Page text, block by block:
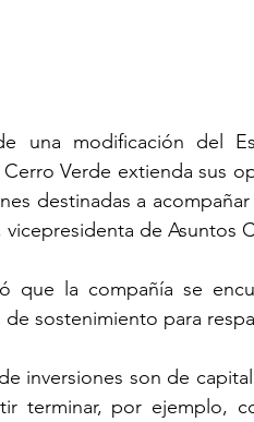
una modificación del
Verde extienda sus
destinadas a
vicepresidenta de Asuntos
que la compañía se
sostenimiento para
inversiones son de
terminar, por ejemplo,